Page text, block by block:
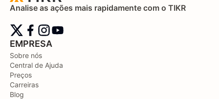
Analise as ações mais rapidamente com o TIKR
EMPRESA
Sobre nós
Central de Ajuda
Preços
Carreiras
Blog